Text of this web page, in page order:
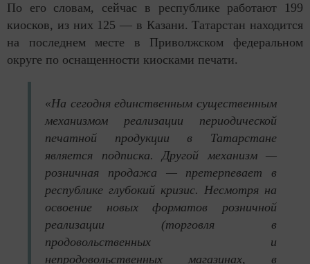
По его словам, сейчас в республике работают 199
киосков, из них 125 — в Казани. Татарстан находится
на последнем месте в Приволжском федеральном
округе по оснащенности киосками печати.
«На сегодня единственным существенным
механизмом реализации периодической
печатной продукции в Татарстане
является подписка. Другой механизм —
розничная продажа — претерпевает в
республике глубокий кризис. Несмотря на
освоение новых форматов розничной
реализации (торговля в
продовольственных и
непродовольственных магазинах, в